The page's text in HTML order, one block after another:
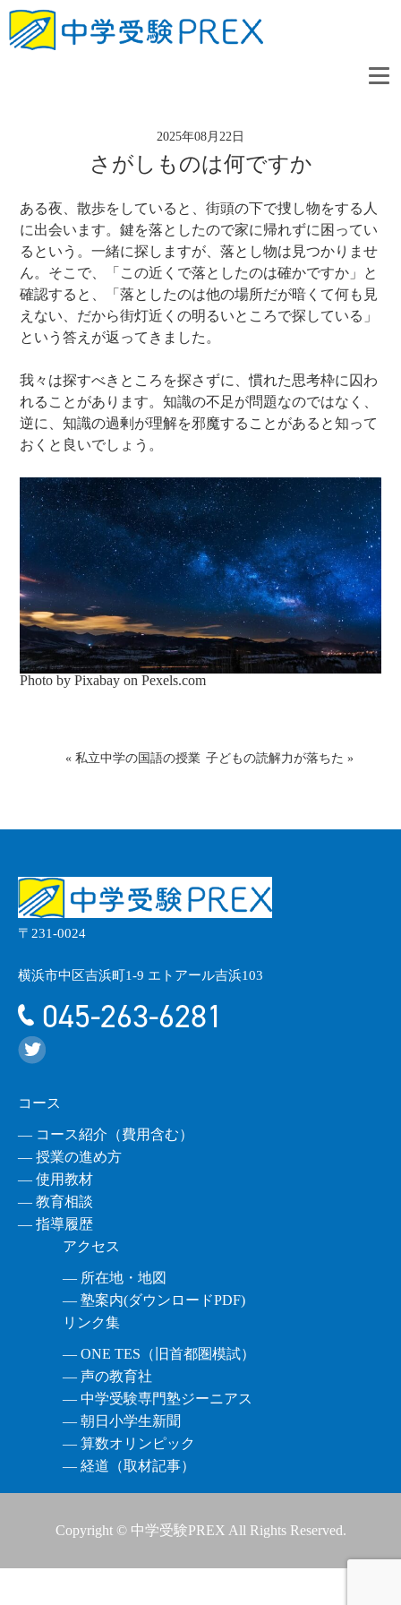
2025年08月22日
さがしものは何ですか
ある夜、散歩をしていると、街頭の下で捜し物をする人
に出会います。鍵を落としたので家に帰れずに困ってい
るという。一緒に探しますが、落とし物は見つかりませ
ん。そこで、「この近くで落としたのは確かですか」と
確認すると、「落としたのは他の場所だが暗くて何も見
えない、だから街灯近くの明るいところで探している」
という答えが返ってきました。
我々は探すべきところを探さずに、慣れた思考枠に囚わ
れることがあります。知識の不足が問題なのではなく、
逆に、知識の過剰が理解を邪魔することがあると知って
おくと良いでしょう。
Photo by Pixabay onPexels.com
« 私立中学の国語の授業 子どもの読解力が落ちた »
〒231-0024
横浜市中区吉浜町1-9 エトアール吉浜103
045-263-6281
コース
― コース紹介（費用含む）
― 授業の進め方
― 使用教材
― 教育相談
― 指導履歴
アクセス
― 所在地・地図
― 塾案内(ダウンロードPDF)
リンク集
― ONE TES（旧首都圏模試）
― 声の教育社
― 中学受験専門塾ジーニアス
― 朝日小学生新聞
― 算数オリンピック
― 経道（取材記事）
Copyright © 中学受験PREX All Rights Reserved.